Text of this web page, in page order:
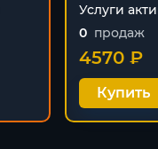
Услуги
0 продаж
4570 ₽
Купить